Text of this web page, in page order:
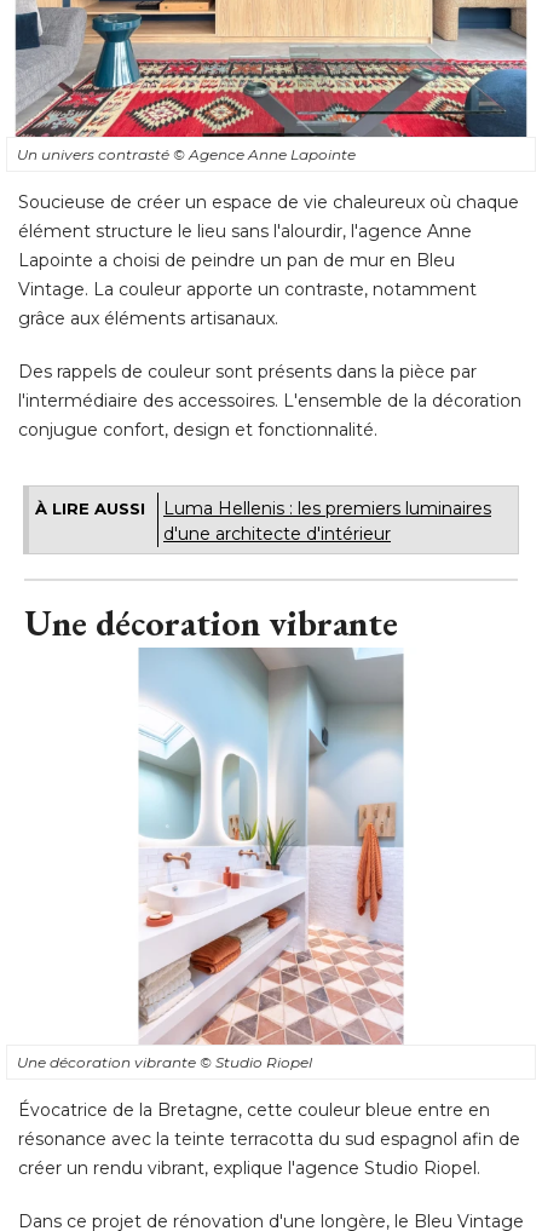
Un univers contrasté © Agence Anne Lapointe
Soucieuse de créer un espace de vie chaleureux où chaque
élément structure le lieu sans l'alourdir, l'agence Anne
Lapointe a choisi de peindre un pan de mur en Bleu
Vintage. La couleur apporte un contraste, notamment
grâce aux éléments artisanaux.
Des rappels de couleur sont présents dans la pièce par
l'intermédiaire des accessoires. L'ensemble de la décoration
conjugue confort, design et fonctionnalité.
À LIRE AUSSI
Luma Hellenis : les premiers luminaires
d'une architecte d'intérieur
Une décoration vibrante
Une décoration vibrante © Studio Riopel
Évocatrice de la Bretagne, cette couleur bleue entre en
résonance avec la teinte terracotta du sud espagnol afin de
créer un rendu vibrant, explique l'agence Studio Riopel.
Dans ce projet de rénovation d'une longère, le Bleu Vintage